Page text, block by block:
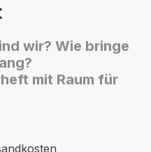
wir? Wie bringe
mit Raum für